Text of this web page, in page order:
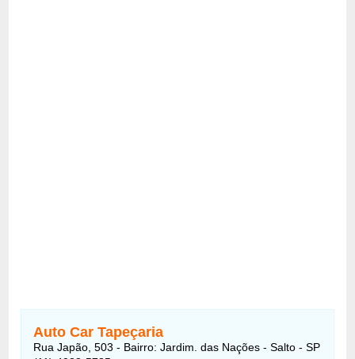
Auto Car Tapeçaria
Rua Japão, 503 - Bairro: Jardim. das Nações - Salto - SP